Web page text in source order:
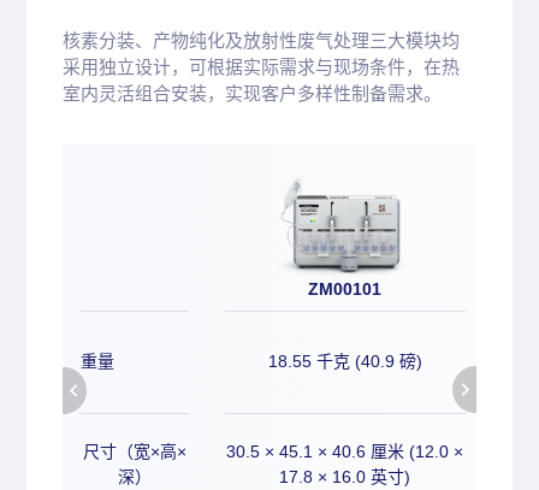
核素分装、产物纯化及放射性废气处理三大模块均
采用独立设计，可根据实际需求与现场条件，在热
室内灵活组合安装，实现客户多样性制备需求。
重量
尺寸（宽×高×
深）
ZM00101
18.55 千克 (40.9 磅)
30.5 × 45.1 × 40.6 厘米 (12.0 ×
17.8 × 16.0 英寸)